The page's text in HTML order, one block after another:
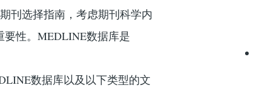
刊选择指南，考虑期刊科学内
性。MEDLINE数据库是
数据库以及以下类型的文